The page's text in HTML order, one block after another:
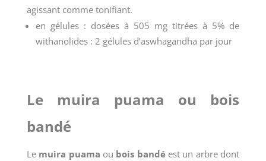
agissant comme tonifiant.
en gélules : dosées à 505 mg titrées à 5% de
withanolides : 2 gélules d’aswhagandha par jour
Le muira puama ou bois
bandé
Le muira puama ou bois bandéest un arbre dont